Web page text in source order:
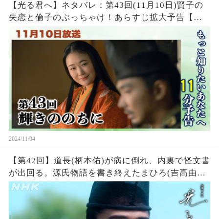
【光る君へ】ネタバレ：第43回(11月10日)賢子の
失恋と倫子のぶっちゃけ！あらすじ拡大予告【大
河ドラマ】ドラマ考察
2024/11/04
【第42回】道長(柄本佑)が病に倒れ、内裏で怪文書
が出回る。源氏物語を書き終えたまひろ(吉高由里
子)は道長の体調がよくないことを知り・・・